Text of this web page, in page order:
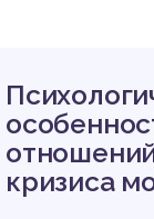
«Пятифакторный
авторы М.
родитель –
качественного
критерий
кризиса